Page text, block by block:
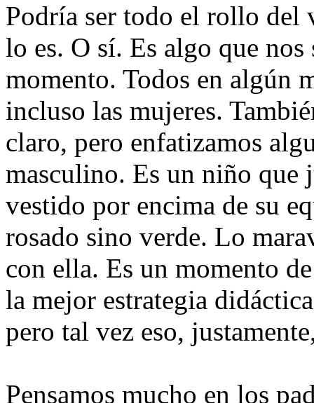
Podría ser todo el rollo del
lo es. O sí. Es algo que nos
momento. Todos en algún
incluso las mujeres.
claro, pero enfatizamos
masculino. Es un niño que
vestido por encima de su
rosado sino verde. Lo
con ella. Es un momento
la mejor estrategia
pero tal vez eso,
Pensamos mucho en los